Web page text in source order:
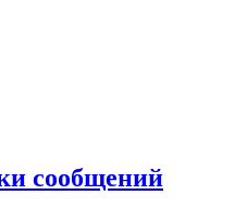
сообщений